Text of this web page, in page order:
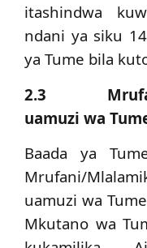
itashindwa
ndani ya siku
ya Tume bila
2.3
uamuzi wa
Baada ya
Mrufani/
uamuzi wa
Mkutano wa